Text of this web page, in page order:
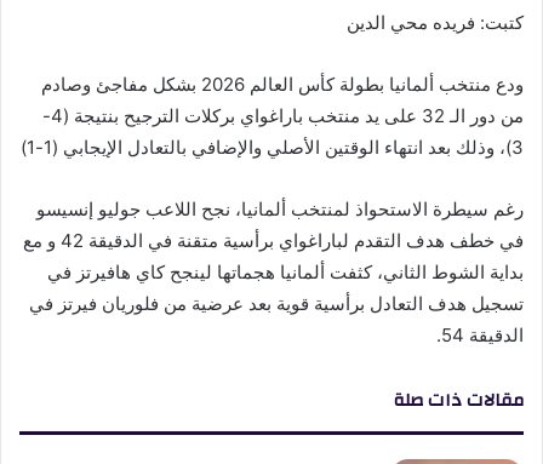
كتبت: فريده محي الدين
ودع منتخب ألمانيا بطولة كأس العالم 2026 بشكل مفاجئ وصادم
من دور الـ 32 على يد منتخب باراغواي بركلات الترجيح بنتيجة (4-
3)، وذلك بعد انتهاء الوقتين الأصلي والإضافي بالتعادل الإيجابي (1-1)
رغم سيطرة الاستحواذ لمنتخب ألمانيا، نجح اللاعب جوليو إنسيسو
في خطف هدف التقدم لباراغواي برأسية متقنة في الدقيقة 42 و مع
بداية الشوط الثاني، كثفت ألمانيا هجماتها لينجح كاي هافيرتز في
تسجيل هدف التعادل برأسية قوية بعد عرضية من فلوريان فيرتز في
الدقيقة 54.
مقالات ذات صلة